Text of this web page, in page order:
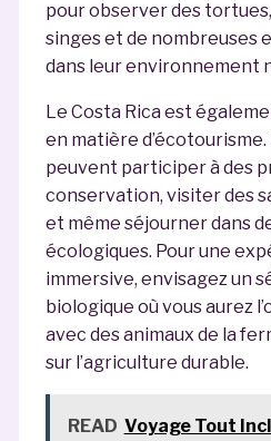
pour observer des
singes et de nombreuses
dans leur environnement
Le Costa Rica est
en matière
peuvent participer à des
conservation, visiter des
et même séjourner dans
écologiques. Pour une
immersive, envisagez un
biologique où vous aurez
avec des animaux de la
sur l’agriculture durable.
READ Voyage Tout